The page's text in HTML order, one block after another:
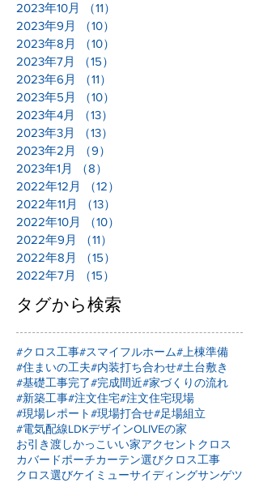
2023年10月
（11）
2023年9月
（10）
2023年8月
（10）
2023年7月
（15）
2023年6月
（11）
2023年5月
（10）
2023年4月
（13）
2023年3月
（13）
2023年2月
（9）
2023年1月
（8）
2022年12月
（12）
2022年11月
（13）
2022年10月
（10）
2022年9月
（11）
2022年8月
（15）
2022年7月
（15）
タグから検索
#クロス工事#スマイフルホーム#上棟準備
#住まいの工夫#内装打ち合わせ#土台敷き
#基礎工事完了#完成間近#家づくりの流れ
#新築工事#注文住宅#注文住宅現場
#現場レポート#現場打合せ#足場組立
#電気配線LDKデザインOLIVEの家
お引き渡しかっこいい家アクセントクロス
カバードポーチカーテン選びクロス工事
クロス選びケイミューサイディングサンゲツ